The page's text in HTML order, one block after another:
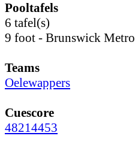
Pooltafels
6 tafel(s)
9 foot - Brunswick Metro
Teams
Oelewappers
Cuescore
48214453